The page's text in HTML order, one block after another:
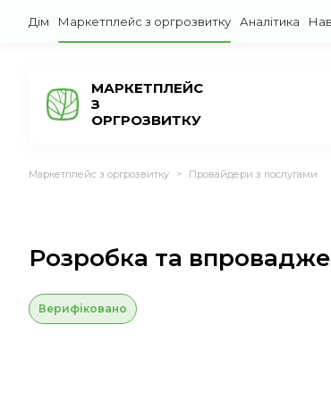
Дім Маркетплейс з оргрозвитку Аналітика
МАРКЕТПЛЕЙС
З
ОРГРОЗВИТКУ
Маркетплейс з оргрозвитку > Провайдери з послугами
Розробка та
Верифіковано